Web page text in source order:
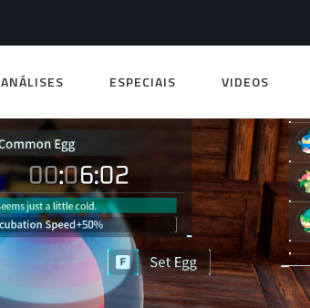
ANÁLISES ESPECIAIS VIDEOS